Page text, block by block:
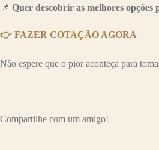
📌 Quer descobrir as melhores
👉 FAZER COTAÇÃO AGORA
Não espere que o pior aconteça para
Compartilhe com um amigo!